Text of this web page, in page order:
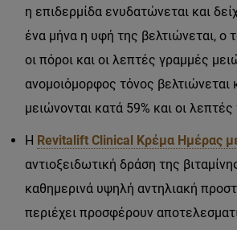
η επιδερμίδα ενυδατώνεται και
ένα μήνα η υφή της βελτιώνεται, ο
οι πόροι και οι λεπτές γραμμές
ανομοιόμορφος τόνος βελτιώνεται
μειώνονται κατά 59% και οι
Η Revitalift Clinical Κρέμα Ημέρας
αντιοξειδωτική δράση της
καθημερινά υψηλή αντηλιακή
περιέχει προσφέρουν